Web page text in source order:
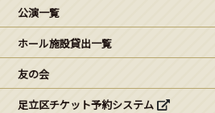
こどもみーてぃんぐ
Gがくえん
ブランドからのお知らせ
公演一覧
ホール施設貸出一覧
友の会
足立区チケット予約システム